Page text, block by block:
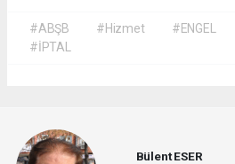
#ABŞB #Hizmet #ENGEL
#İPTAL
Bülent ESER